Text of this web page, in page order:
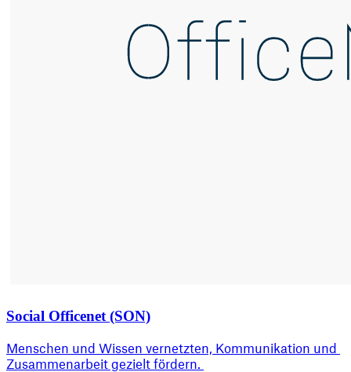
Social Officenet (SON)
Menschen und Wissen vernetzten, Kommunikation und
Zusammenarbeit gezielt fördern.